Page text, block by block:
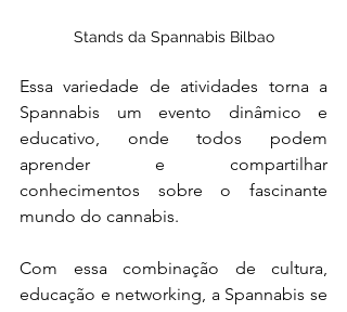
Stands da Spannabis Bilbao
Essa variedade de atividades torna a
Spannabis um evento dinâmico e
educativo, onde todos podem
aprender e compartilhar
conhecimentos sobre o fascinante
mundo do cannabis.
Com essa combinação de cultura,
educação e networking, a Spannabis se